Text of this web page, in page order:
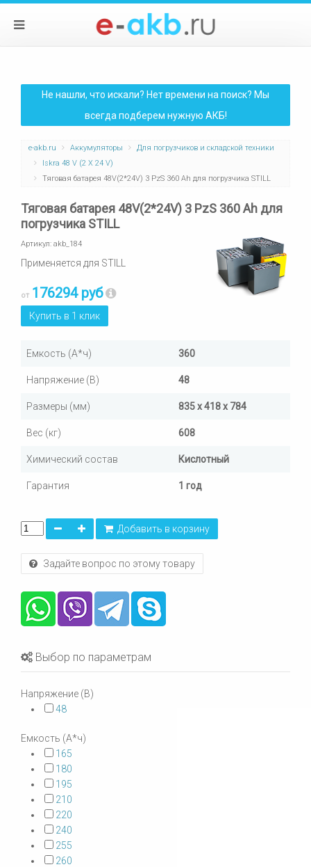
Не нашли, что искали? Нет времени на поиск? Мы
всегда подберем нужную АКБ!
e-akb.ru Аккумуляторы
Для погрузчиков и складской техники
Iskra 48 V (2 X 24 V)
Тяговая батарея 48V(2*24V) 3 PzS 360 Ah для погрузчика STILL
Тяговая батарея 48V(2*24V) 3 PzS 360 Ah для
погрузчика STILL
Артикул: akb_184
Применяется для STILL
от 176294 руб
Купить в 1 клик
Емкость (А*ч) 360
Напряжение (В) 48
Размеры (мм) 835 x 418 x 784
Вес (кг) 608
Химический состав Кислотный
Гарантия 1 год
Добавить в корзину
Задайте вопрос по этому товару
Выбор по параметрам
Напряжение (В)
48
Емкость (А*ч)
165
180
195
210
220
240
255
260